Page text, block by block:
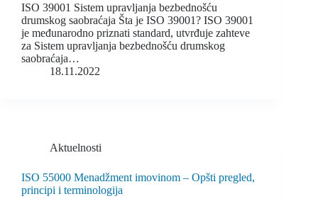
ISO 39001 Sistem upravljanja bezbednošću
drumskog saobraćaja Šta je ISO 39001? ISO 39001
je međunarodno priznati standard, utvrđuje zahteve
za Sistem upravljanja bezbednošću drumskog
saobraćaja…
18.11.2022
Aktuelnosti
ISO 55000 Menadžment imovinom – Opšti pregled,
principi i terminologija